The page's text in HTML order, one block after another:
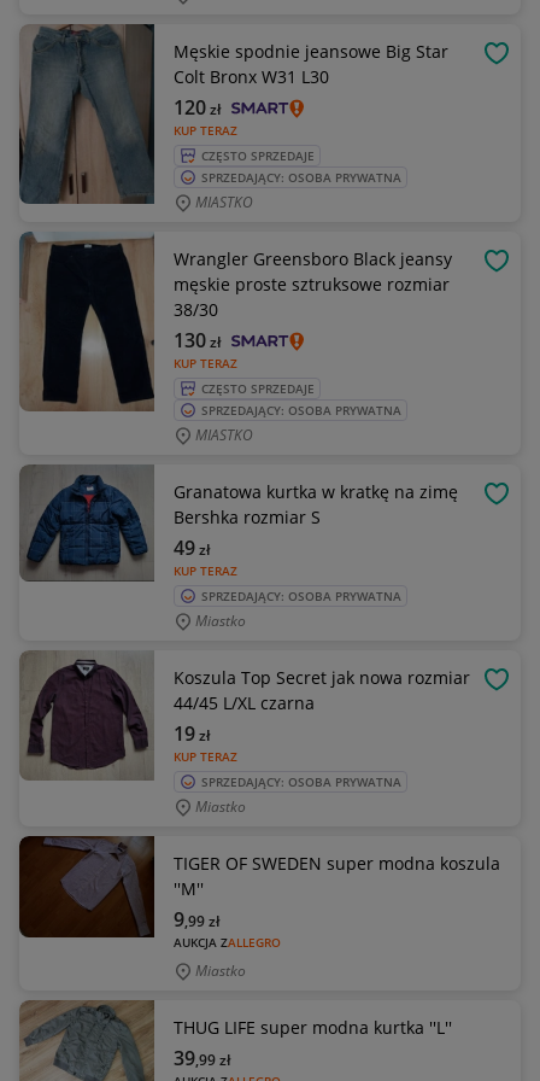
Męskie spodnie jeansowe Big Star
Colt Bronx W31 L30
KUP TERAZ
120zł
CZĘSTO SPRZEDAJE
SPRZEDAJĄCY: OSOBA PRYWATNA
MIASTKO
Wrangler Greensboro Black jeansy
męskie proste sztruksowe rozmiar
38/30
KUP TERAZ
130zł
CZĘSTO SPRZEDAJE
SPRZEDAJĄCY: OSOBA PRYWATNA
MIASTKO
Granatowa kurtka w kratkę na zimę
Bershka rozmiar S
KUP TERAZ
49zł
SPRZEDAJĄCY: OSOBA PRYWATNA
Miastko
Koszula Top Secret jak nowa rozmiar
44/45 L/XL czarna
KUP TERAZ
19zł
SPRZEDAJĄCY: OSOBA PRYWATNA
Miastko
TIGER OF SWEDEN super modna koszula
''M''
AUKCJA ZALLEGRO
9,99zł
Miastko
THUG LIFE super modna kurtka ''L''
39,99zł